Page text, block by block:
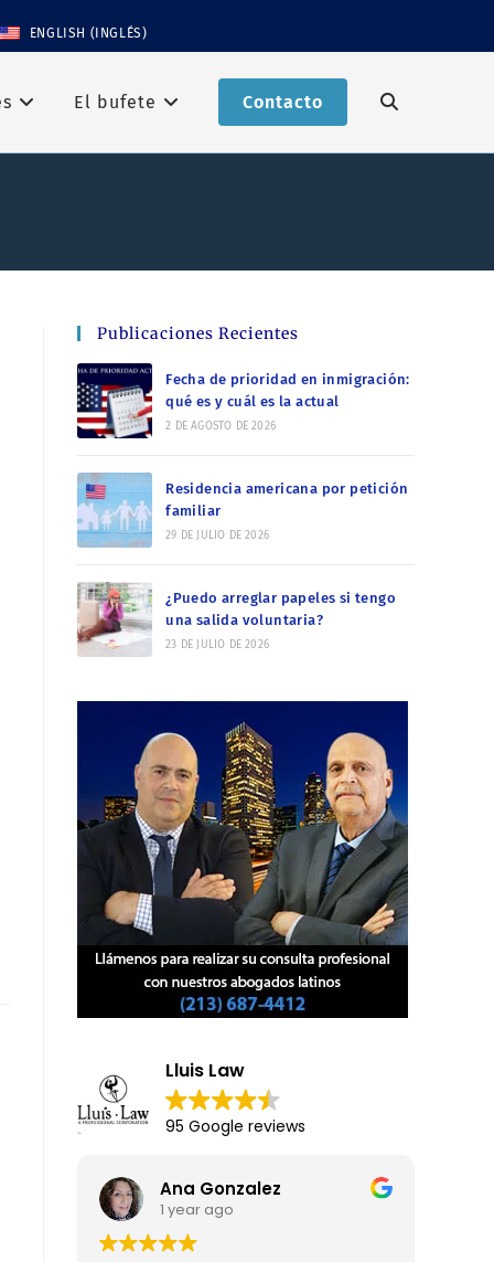
ENGLISH (INGLÉS)
El bufete Contacto
Publicaciones Recientes
Fecha de prioridad en inmigración:
qué es y cuál es la actual
2 DE AGOSTO DE 2026
Residencia americana por petición
familiar
29 DE JULIO DE 2026
¿Puedo arreglar papeles si tengo
una salida voluntaria?
23 DE JULIO DE 2026
Lluis Law
95 Google reviews
Ana Gonzalez
1 year ago